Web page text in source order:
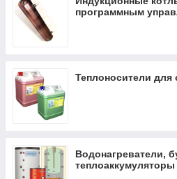
программным
Теплоносители для
Водонагреватели,
теплоаккумуляторы